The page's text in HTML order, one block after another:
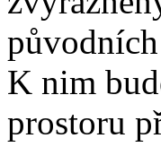
K nim
prostoru